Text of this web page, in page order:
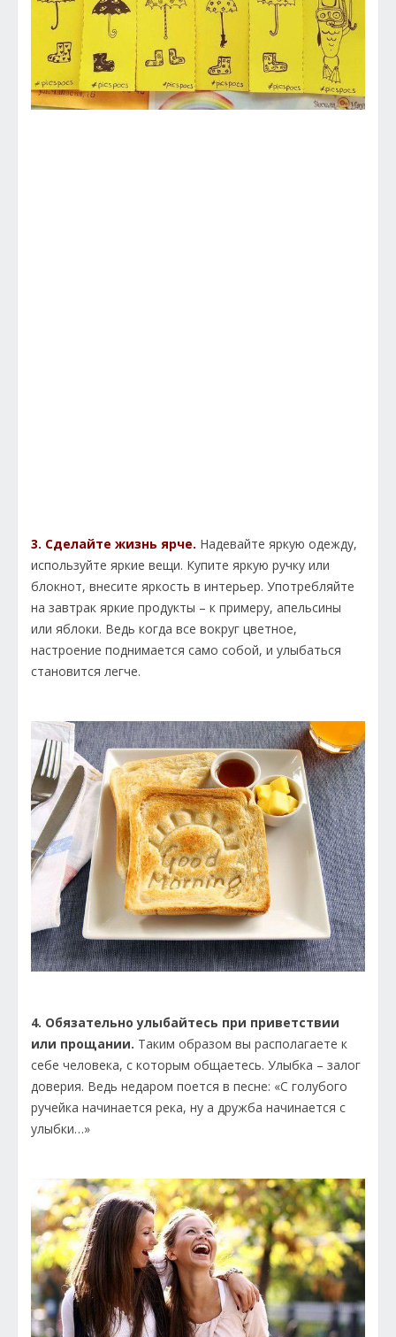
3. Сделайте жизнь ярче. Надевайте яркую одежду,
используйте яркие вещи. Купите яркую ручку или
блокнот, внесите яркость в интерьер. Употребляйте
на завтрак яркие продукты – к примеру, апельсины
или яблоки. Ведь когда все вокруг цветное,
настроение поднимается само собой, и улыбаться
становится легче.
4. Обязательно улыбайтесь при приветствии
или прощании. Таким образом вы располагаете к
себе человека, с которым общаетесь. Улыбка – залог
доверия. Ведь недаром поется в песне: «С голубого
ручейка начинается река, ну а дружба начинается с
улыбки…»